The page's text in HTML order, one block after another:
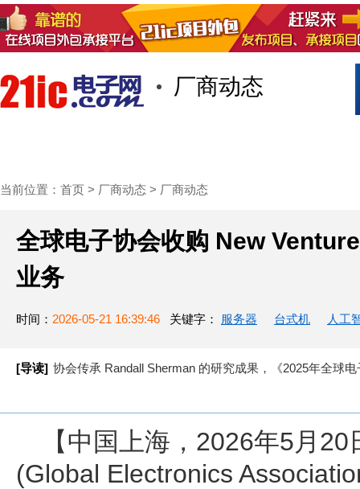
厂商动态
当前位置： 首页 > 厂商动态 > 厂商动态
全球电子协会收购 New
业务
时间： 2026-05-21 16:39:46 关键字： 服务器 台式机 人工
[导读] 协会传承 Randall Sherman 的研究成果，《2025年全球
【中国上海，2026年5月
(Global Electronics